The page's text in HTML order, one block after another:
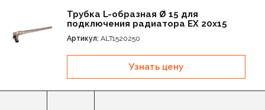
Тройник равнопроходной латунь EX
Тройник редукционный латунь EX
Тройник комбинированный НР латунь EX
Муфта комбинированная НР латунь EX
Трубка L-образная Ø 15 для
подключения радиатора EX 20х15
Артикул: ALT1520250
Узнать цену